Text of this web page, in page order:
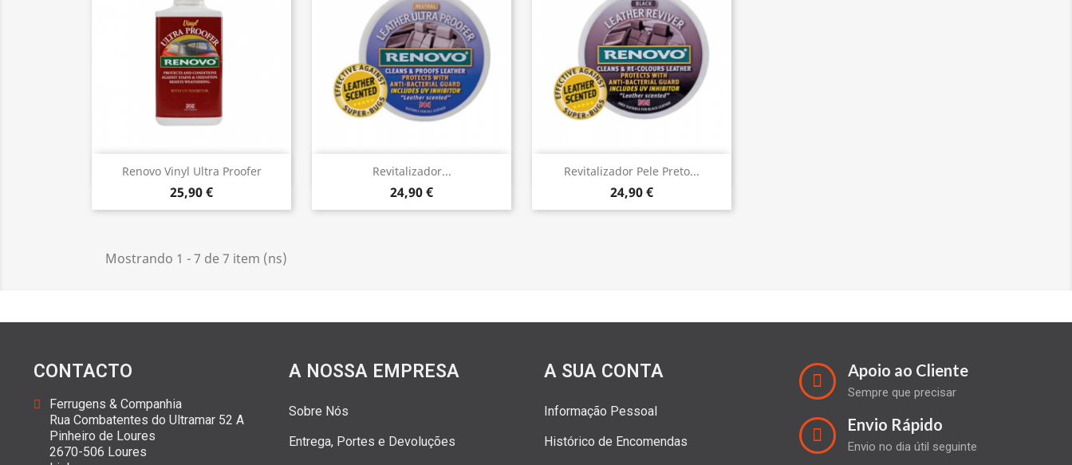
Renovo Vinyl Ultra Proofer
25,90 €
Vista rápida Revitalizador...
24,90 €
Vista rápida Revitalizador Pele Preto...
24,90 €
Vista rápida
Mostrando 1 - 7 de 7 item (ns)
CONTACTO
Ferrugens & Companhia
Rua Combatentes do Ultramar 52 A
Pinheiro de Loures
2670-506 Loures
A NOSSA EMPRESA
Sobre Nós
Entrega, Portes e Devoluções
A SUA CONTA
Informação Pessoal
Histórico de Encomendas
Apoio ao Cliente
Sempre que precisar
Envio Rápido
Envio no dia útil seguinte